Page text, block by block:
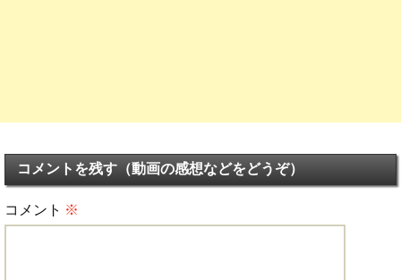
コメントを残す（動画の感想などをどうぞ）
コメント ※